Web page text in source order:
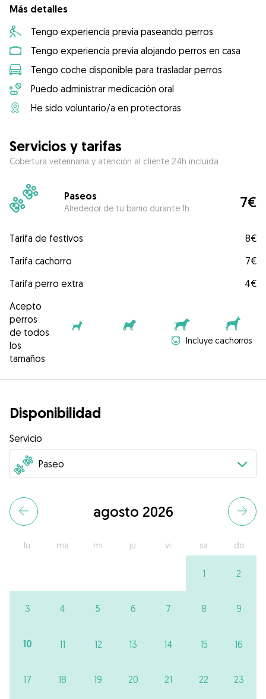
Más detalles
Tengo experiencia previa paseando perros
Tengo experiencia previa alojando perros en casa
Tengo coche disponible para trasladar perros
Puedo administrar medicación oral
He sido voluntario/a en protectoras
Servicios y tarifas
Cobertura veterinaria y atención al cliente 24h incluida
Paseos
Alrededor de tu barrio durante 1h 7€
Tarifa de festivos
8€
Tarifa cachorro
7€
Tarifa perro extra
4€
Acepto
perros
de todos
los
tamaños
Incluye cachorros
Disponibilidad
Servicio
agosto 2026
lu ma mi ju vi sa do
1 2
3 4 5 6 7 8 9
10 11 12 13 14 15 16
17 18 19 20 21 22 23